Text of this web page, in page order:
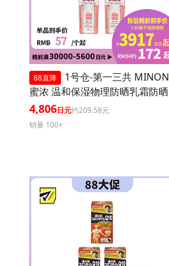
88直降
1号仓-第一三共 MINON
蜜浓 温和保湿物理防晒乳霜防晒
液UV SPF50+PA++++ 80ml 3个装
防晒抗老 敏感肌可用
4,806日元约209.58元
销量 100+